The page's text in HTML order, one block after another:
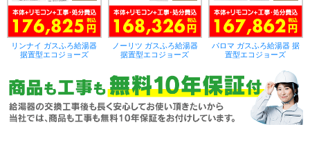
リンナイ ガスふろ給湯器
据置型エコジョーズ
ノーリツ ガスふろ給湯器
据置型エコジョーズ
パロマ ガスふろ給湯器 据
置型エコジョーズ